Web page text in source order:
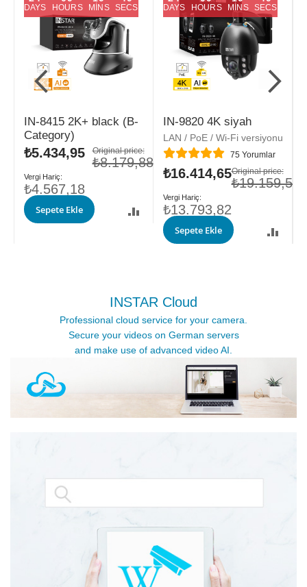
IN-8415 2K+ black (B-
Category)
DAYS HOURS MINS SECS
Original price:
₺8.179,88
Özel
fiyat
₺5.434,95
₺4.567,18
Sepete Ekle
IN-9820 4K siyah
DAYS HOURS MINS SECS
LAN / PoE / Wi-Fi versiyonu
Değerlendirme: 75 Yorumlar
Original price:
₺19.159,58
Özel
fiyat
₺16.414,65
₺13.793,82
Sepete Ekle
INSTAR Cloud
Professional cloud service for your camera.
Secure your videos on German servers
and make use of advanced video AI.